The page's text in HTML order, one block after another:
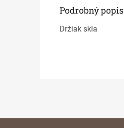
Podrobný popis
Držiak skla